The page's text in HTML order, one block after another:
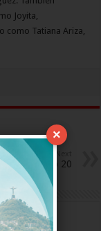
Joyita,
como Tatiana Ariza,
2 Capitulo 20
×